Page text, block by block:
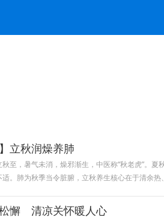
立秋润燥养肺
至，暑气未消，燥邪渐生，中医称“秋老虎”。
。肺为秋季当令脏腑，立秋养生核心在于清余
懈 清凉关怀暖人心